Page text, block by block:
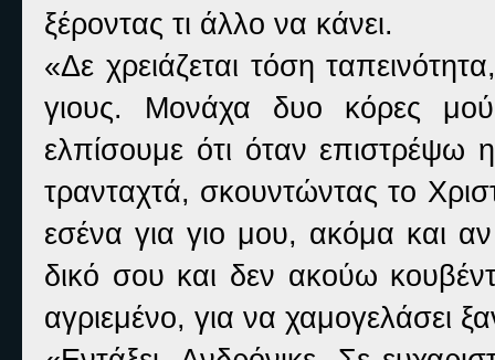
ξέροντας τι άλλο να κάνει.
«Δε χρειάζεται τόση
γιους. Μονάχα δυο κόρες
ελπίσουμε ότι όταν
τρανταχτά, σκουντώντας το
εσένα για γιο μου, ακόμα και
δικό σου και δεν ακούω
αγριεμένο, για να χαμογελάσει